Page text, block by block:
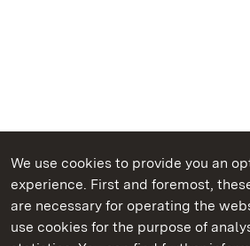
We use cookies to provide you an
experience. First and foremost,
are necessary for operating the
use cookies for the purpose of
State Palaces and Gardens of